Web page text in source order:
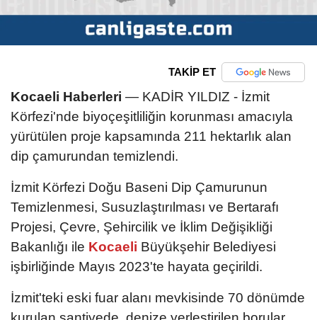
TAKİP ET
Kocaeli Haberleri — KADİR YILDIZ - İzmit
Körfezi'nde biyoçeşitliliğin korunması amacıyla
yürütülen proje kapsamında 211 hektarlık alan
dip çamurundan temizlendi.
İzmit Körfezi Doğu Baseni Dip Çamurunun
Temizlenmesi, Susuzlaştırılması ve Bertarafı
Projesi, Çevre, Şehircilik ve İklim Değişikliği
Bakanlığı ile Kocaeli Büyükşehir Belediyesi
işbirliğinde Mayıs 2023'te hayata geçirildi.
İzmit'teki eski fuar alanı mevkisinde 70 dönümde